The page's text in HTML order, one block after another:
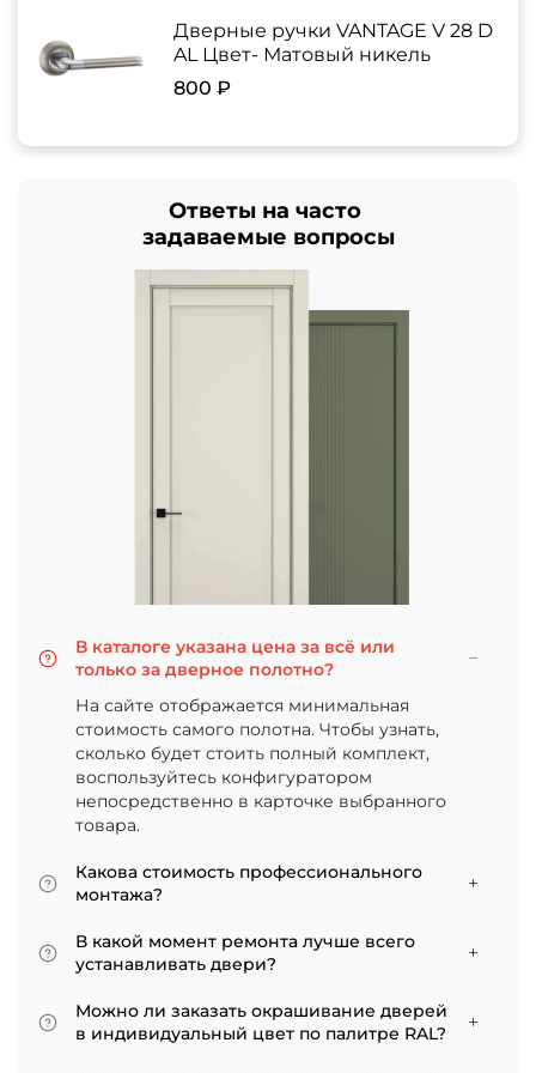
Дверные ручки VANTAGE V 28 D
AL Цвет- Матовый никель
800 ₽
Ответы на часто
задаваемые вопросы
В каталоге указана цена за всё или
только за дверное полотно?
На сайте отображается минимальная
стоимость самого полотна. Чтобы узнать,
сколько будет стоить полный комплект,
воспользуйтесь конфигуратором
непосредственно в карточке выбранного
товара.
Какова стоимость профессионального
монтажа?
Итоговая сумма зависит от типа отделки
двери и габаритов проема. Минимальная
цена за установку стандартной двери с
покрытием «экошпон» начинается от 5000
рублей.
В какой момент ремонта лучше всего
устанавливать двери?
Мы советуем приступать к монтажу после
того, как уложено напольное покрытие. В
противном случае из-за изменения уровня
Можно ли заказать окрашивание дверей
в индивидуальный цвет по палитре RAL?